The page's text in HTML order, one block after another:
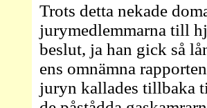
Trots detta nekade
jurymedlemmarna till
beslut, ja han gick så
ens omnämna
juryn kallades tillbaka